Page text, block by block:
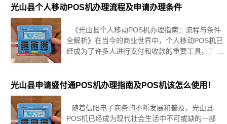
者的购物体验，更为商家或个人提供
光山县个人移动POS机办理流程及申请办理条件
《光山县个人移动POS机办理指南：流程与条件
全解析》在当今的商业世界中，个人移动POS机已
经成为了许多人进行支付和收款的重要工具，无论
人移动P
光山县申请盛付通POS机办理指南及POS机该怎么使用！
随着信阳电子商务的不断发展和普及，光山县
POS机已经成为现代社会生活中不可或缺的一部